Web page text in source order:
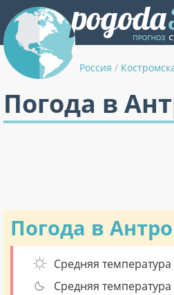
Россия /
Погода в
Погода в
Средняя
Средняя